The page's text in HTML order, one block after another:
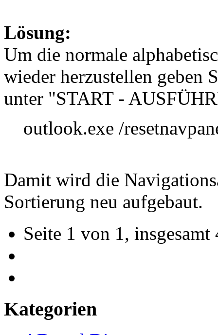
Lösung:
Um die normale
wieder herzustellen geben
unter "START -
outlook.exe /
Damit wird die
Sortierung neu aufgebaut.
Seite 1 von 1, insgesamt
Kategorien